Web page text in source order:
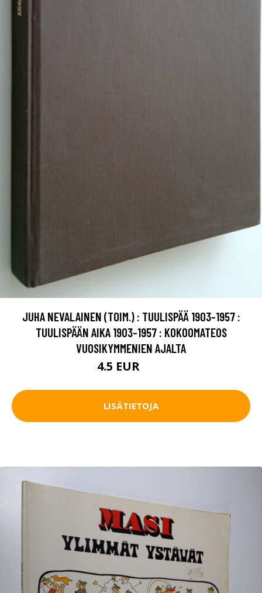
JUHA NEVALAINEN (TOIM.) : TUULISPÄÄ 1903-1957 :
TUULISPÄÄN AIKA 1903-1957 : KOKOOMATEOS
VUOSIKYMMENIEN AJALTA
4.5 EUR
LISÄTIETOJA